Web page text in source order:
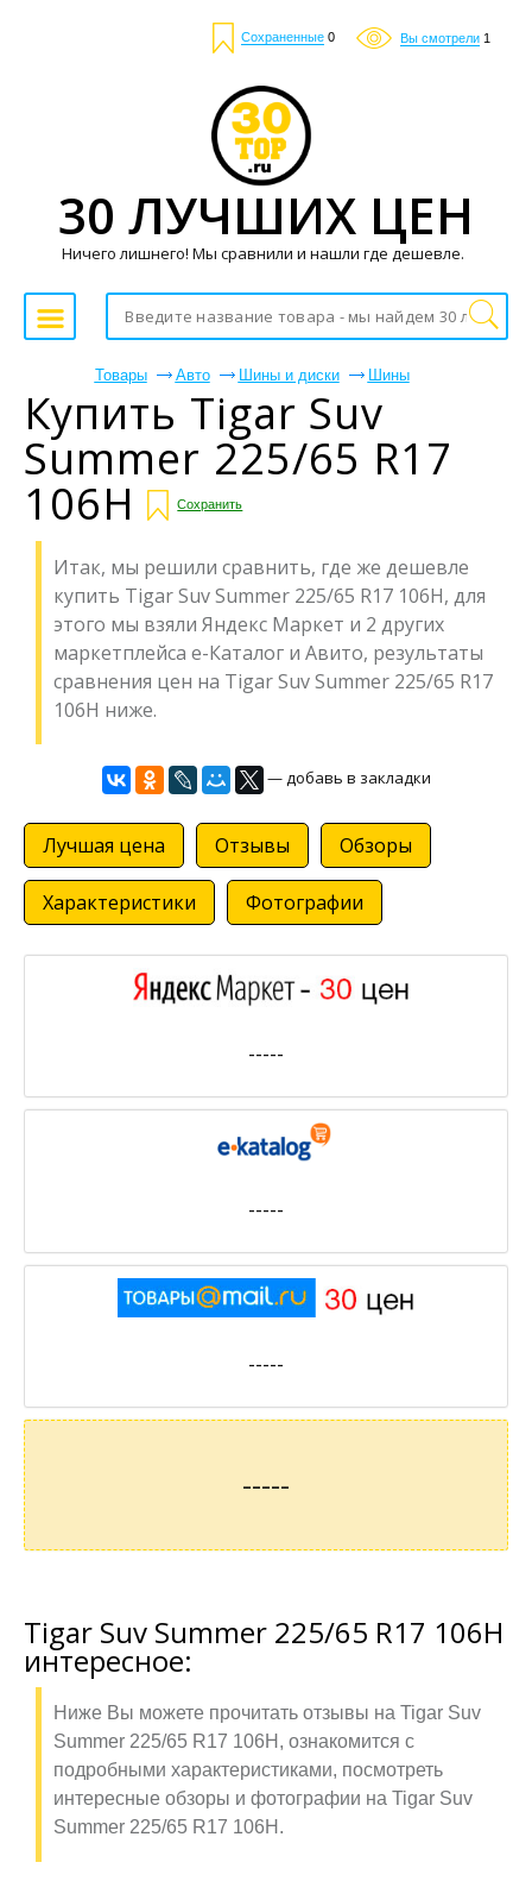
Сохраненные 0 Вы смотрели 1
Товары Авто Шины и диски Шины
Купить Tigar Suv
Summer 225/65 R17
106H Сохранить
Итак, мы решили сравнить, где же дешевле
купить Tigar Suv Summer 225/65 R17 106H, для
этого мы взяли Яндекс Маркет и 2 других
маркетплейса е-Каталог и Авито, результаты
сравнения цен на Tigar Suv Summer 225/65 R17
106H ниже.
— добавь в закладки
Лучшая цена Отзывы Обзоры
Характеристики Фотографии
-----
-----
-----
-----
Tigar Suv Summer 225/65 R17 106H
интересное:
Ниже Вы можете прочитать отзывы на Tigar Suv
Summer 225/65 R17 106H, ознакомится с
подробными характеристиками, посмотреть
интересные обзоры и фотографии на Tigar Suv
Summer 225/65 R17 106H.
30 ЛУЧШИХ ЦЕН
Ничего лишнего! Мы сравнили и нашли где дешевле.